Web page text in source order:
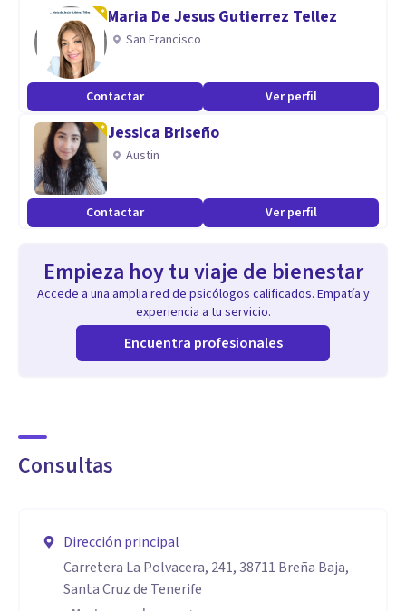
Especialidad
TERAPIA NARRATIVA INDIVIDUAL
TERAPIA NARRATIVA FAMILIAR
TERAPIA NARRATIVA DE PAREJA
TERAPIA NARRATIVA CON NIÑOS Y ADOLESCENTES
SUPERVISIÓN Y GESTIÓN DE CASOS
TERAPIA NARRATIVA COMUNITARIA
descubrirán cómo el problema que le trajo a consulta se
instaló con tanta fuerza; cuáles son las estrategias que
utiliza el problema para dominar gran parte de su vida, para
Maria De Jesus Gutierrez Tellez
San Francisco
Contactar Ver perfil
Jessica Briseño
Austin
Contactar Ver perfil
Empieza hoy tu viaje de bienestar
Accede a una amplia red de psicólogos calificados. Empatía y
experiencia a tu servicio.
Encuentra profesionales
Consultas
Dirección principal
Carretera La Polvacera, 241, 38711 Breña Baja,
Santa Cruz de Tenerife